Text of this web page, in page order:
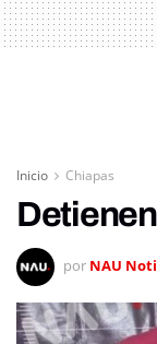
Inicio Chiapas
por NAU